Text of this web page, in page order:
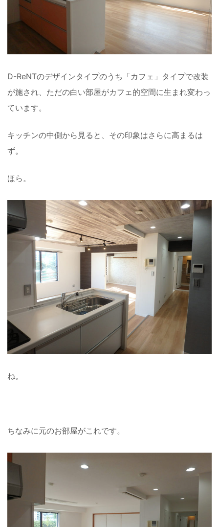
D-ReNTのデザインタイプのうち「カフェ」タイプで改装
が施され、ただの白い部屋がカフェ的空間に生まれ変わっ
ています。
キッチンの中側から見ると、その印象はさらに高まるは
ず。
ほら。
ね。
ちなみに元のお部屋がこれです。